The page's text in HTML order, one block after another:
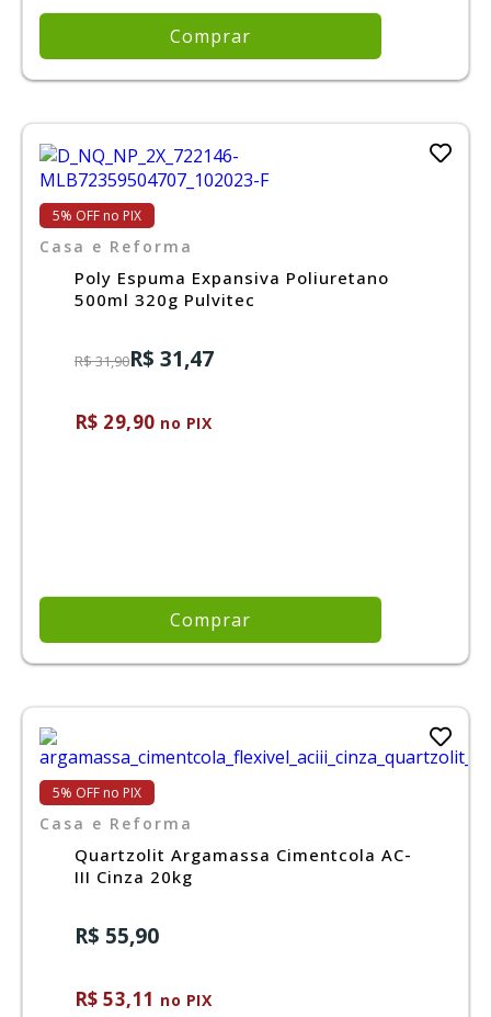
Comprar
5% OFF no PIX
Casa e Reforma
Poly Espuma Expansiva Poliuretano
500ml 320g Pulvitec
R$ 31,90R$ 31,47
R$ 29,90 no PIX
Comprar
5% OFF no PIX
Casa e Reforma
Quartzolit Argamassa Cimentcola AC-
III Cinza 20kg
R$ 55,90
R$ 53,11 no PIX